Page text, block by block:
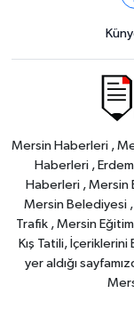
Mersin Haberleri ,
Haberleri ,
Haberleri , Mersin
Mersin Belediyesi
Trafik , Mersin
Kış Tatili, İçeriklerini
yer aldığı